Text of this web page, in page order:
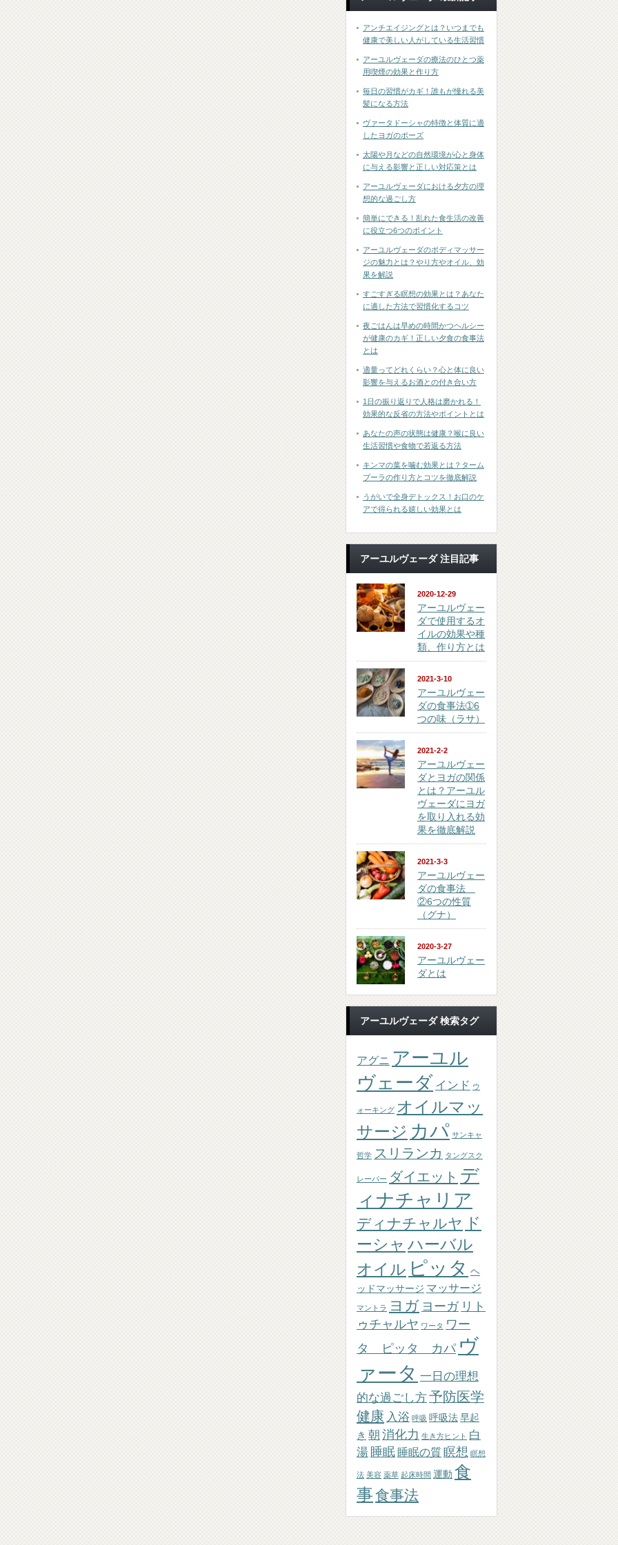
アンチエイジングとは？いつまでも
健康で美しい人がしている生活習慣
アーユルヴェーダの療法のひとつ薬
用喫煙の効果と作り方
毎日の習慣がカギ！誰もが憧れる美
髪になる方法
ヴァータドーシャの特徴と体質に適
したヨガのポーズ
太陽や月などの自然環境が心と身体
に与える影響と正しい対応策とは
アーユルヴェーダにおける夕方の理
想的な過ごし方
簡単にできる！乱れた食生活の改善
に役立つ6つのポイント
アーユルヴェーダのボディマッサー
ジの魅力とは？やり方やオイル、効
果を解説
すごすぎる瞑想の効果とは？あなた
に適した方法で習慣化するコツ
夜ごはんは早めの時間かつヘルシー
が健康のカギ！正しい夕食の食事法
とは
適量ってどれくらい？心と体に良い
影響を与えるお酒との付き合い方
1日の振り返りで人格は磨かれる！
効果的な反省の方法やポイントとは
あなたの声の状態は健康？喉に良い
生活習慣や食物で若返る方法
キンマの葉を噛む効果とは？ターム
ブーラの作り方とコツを徹底解説
うがいで全身デトックス！お口のケ
アで得られる嬉しい効果とは
アーユルヴェーダ 注目記事
2020-12-29
アーユルヴェー
ダで使用するオ
イルの効果や種
類、作り方とは
2021-3-10
アーユルヴェー
ダの食事法➀6
つの味（ラサ）
2021-2-2
アーユルヴェー
ダとヨガの関係
とは？アーユル
ヴェーダにヨガ
を取り入れる効
果を徹底解説
2021-3-3
アーユルヴェー
ダの食事法
②6つの性質
（グナ）
2020-3-27
アーユルヴェー
ダとは
アーユルヴェーダ 検索タグ
アグニ アーユル
ヴェーダ インド ウ
ォーキング オイルマッ
サージ カパ サンキャ
哲学 スリランカ タングスク
レーパー ダイエット デ
ィナチャリア
ディナチャルヤ ド
ーシャ ハーバル
オイル ピッタ ヘ
ッドマッサージ マッサージ
マントラ ヨガ ヨーガ リト
ゥチャルヤ ワータ ワー
タ ピッタ カパ ヴ
ァータ 一日の理想
的な過ごし方予防医学
健康 入浴 呼吸 呼吸法 早起
き 朝 消化力 生き方ヒント 白
湯 睡眠 睡眠の質瞑想 瞑想
法 美容 薬草 起床時間 運動 食
事食事法